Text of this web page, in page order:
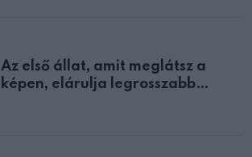
Az első állat, amit meglátsz a
képen, elárulja legrosszabb